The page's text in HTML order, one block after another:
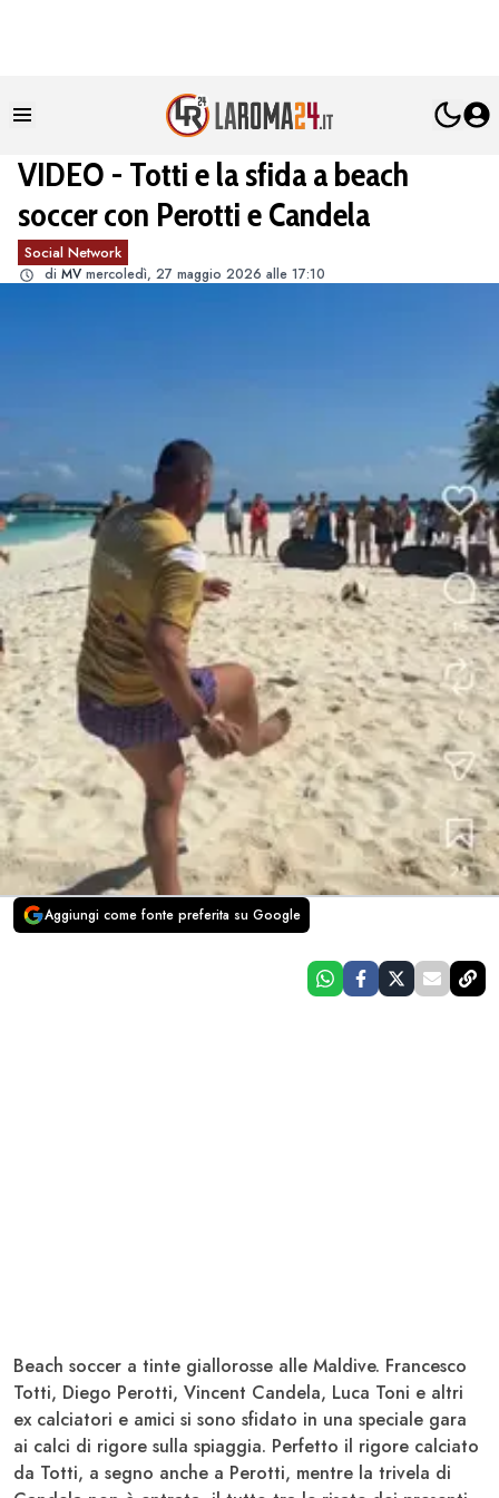
VIDEO - Totti e la sfida a beach
soccer con Perotti e Candela
Social Network
di MV mercoledì, 27 maggio 2026 alle 17:10
Aggiungi come fonte preferita su Google
Beach soccer a tinte giallorosse alle Maldive. Francesco
Totti, Diego Perotti, Vincent Candela, Luca Toni e altri
ex calciatori e amici si sono sfidato in una speciale gara
ai calci di rigore sulla spiaggia. Perfetto il rigore calciato
da Totti, a segno anche a Perotti, mentre la trivela di